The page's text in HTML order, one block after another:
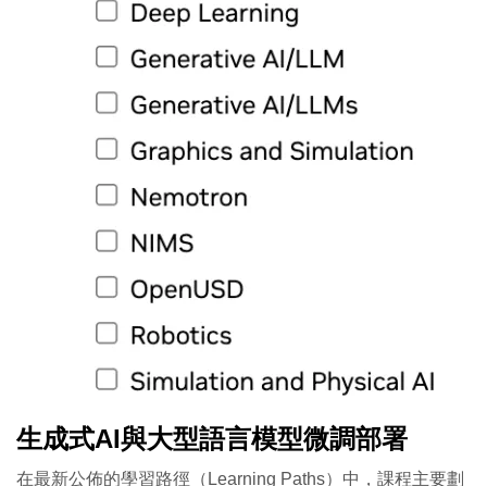
生成式AI與大型語言模型微調部署
在最新公佈的學習路徑（Learning Paths）中，課程主要劃